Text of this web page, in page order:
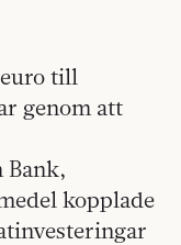
till
genom att
Bank,
kopplade